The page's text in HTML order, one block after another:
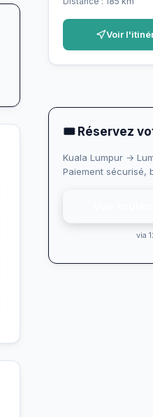
Voir
🎟 Réservez
Kuala Lumpur →
Paiement sécurisé,
via